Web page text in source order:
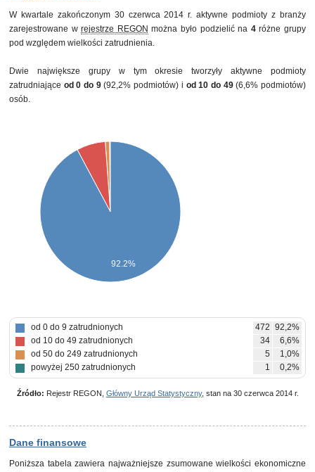
W kwartale zakończonym 30 czerwca 2014 r. aktywne podmioty z branży
zarejestrowane wrejestrze REGON można było podzielić na 4różne grupy
pod względem wielkości zatrudnienia.
Dwie największe grupy w tym okresie tworzyły aktywne podmioty
zatrudniające od 0 do 9(92,2% podmiotów) i od 10 do 49(6,6% podmiotów)
osób.
92.2%
od 0 do 9 zatrudnionych 472 92,2%
od 10 do 49 zatrudnionych
34
6,6%
od 50 do 249 zatrudnionych
5
1,0%
powyżej 250 zatrudnionych
1 0,2%
Źródło: Rejestr REGON, Główny Urząd Statystyczny, stan na 30 czerwca 2014 r.
Dane finansowe
Poniższa tabela zawiera najważniejsze zsumowane wielkości ekonomiczne